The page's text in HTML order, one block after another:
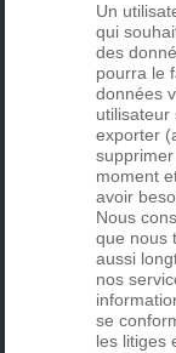
Un
qui
des
pourra le
données
utilisateur
exporter
moment
avoir
Nous
que nous
aussi
nos
se
les litiges